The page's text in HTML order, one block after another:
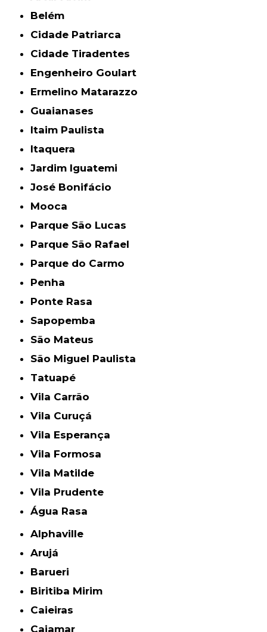
Belém
Cidade Patriarca
Cidade Tiradentes
Engenheiro Goulart
Ermelino Matarazzo
Guaianases
Itaim Paulista
Itaquera
Jardim Iguatemi
José Bonifácio
Mooca
Parque São Lucas
Parque São Rafael
Parque do Carmo
Penha
Ponte Rasa
Sapopemba
São Mateus
São Miguel Paulista
Tatuapé
Vila Carrão
Vila Curuçá
Vila Esperança
Vila Formosa
Vila Matilde
Vila Prudente
Água Rasa
Alphaville
Arujá
Barueri
Biritiba Mirim
Caieiras
Cajamar